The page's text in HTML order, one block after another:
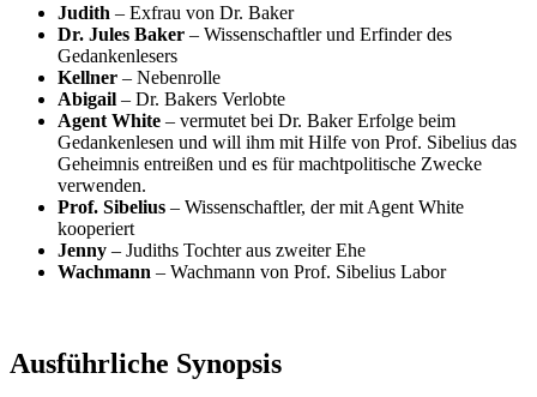
Judith – Exfrau von Dr. Baker
Dr. Jules Baker – Wissenschaftler und Erfinder des
Gedankenlesers
Kellner – Nebenrolle
Abigail – Dr. Bakers Verlobte
Agent White – vermutet bei Dr. Baker Erfolge beim
Gedankenlesen und will ihm mit Hilfe von Prof. Sibelius das
Geheimnis entreißen und es für machtpolitische Zwecke
verwenden.
Prof. Sibelius – Wissenschaftler, der mit Agent White
kooperiert
Jenny – Judiths Tochter aus zweiter Ehe
Wachmann – Wachmann von Prof. Sibelius Labor
Ausführliche Synopsis